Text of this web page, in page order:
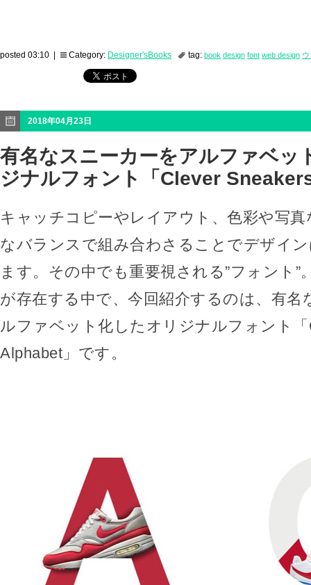
posted 03:10 | Category: Designer'sBooks tag: book design font web design
2018年04月23日
有名なスニーカーをアルファベッ
ジナルフォント「Clever
キャッチコピーやレイアウト、色彩や写
なバランスで組み合わさることでデザイ
ます。その中でも重要視される”フォント”
が存在する中で、今回紹介するのは、有名
ルファベット化したオリジナルフォント
Alphabet」です。